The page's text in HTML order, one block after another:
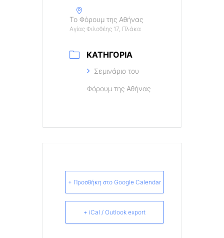
Το Φόρουμ της Αθήνας
Αγίας Φιλοθέης 17, Πλάκα
ΚΑΤΗΓΟΡΊΑ
Σεμινάριο του
Φόρουμ της Αθήνας
+ Προσθήκη στο Google Calendar
+ iCal / Outlook export